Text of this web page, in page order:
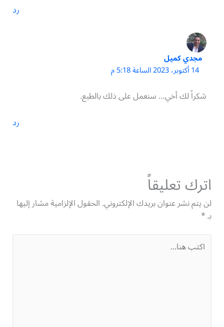
رد
مجدي كميل
14 أكتوبر، 2023 الساعة 5:18 م
شكراً لك أخي… سنعمل على ذلك بالطبع.
رد
اترك تعليقاً
لن يتم نشر عنوان بريدك الإلكتروني.الحقول الإلزامية مشار إليها
بـ*
اكتب
هنا...